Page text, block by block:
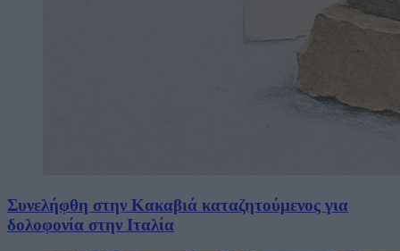
Συνελήφθη στην Κακαβιά καταζητούμενος για
δολοφονία στην Ιταλία